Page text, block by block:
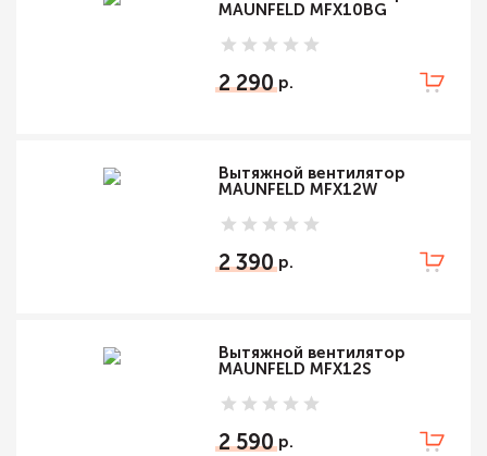
MAUNFELD MFX10BG
2 290
Вытяжной вентилятор
MAUNFELD MFX12W
2 390
Вытяжной вентилятор
MAUNFELD MFX12S
2 590